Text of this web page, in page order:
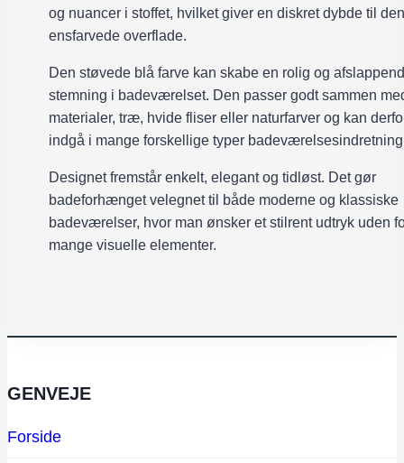
og nuancer i stoffet, hvilket giver en diskret dybde til den
ensfarvede overflade.
Den støvede blå farve kan skabe en rolig og
stemning i badeværelset. Den passer godt sammen
materialer, træ, hvide fliser eller naturfarver og kan
indgå i mange forskellige typer
Designet fremstår enkelt, elegant og tidløst. Det gør
badeforhænget velegnet til både moderne og klassiske
badeværelser, hvor man ønsker et stilrent udtryk uden
mange visuelle elementer.
GENVEJE
Forside